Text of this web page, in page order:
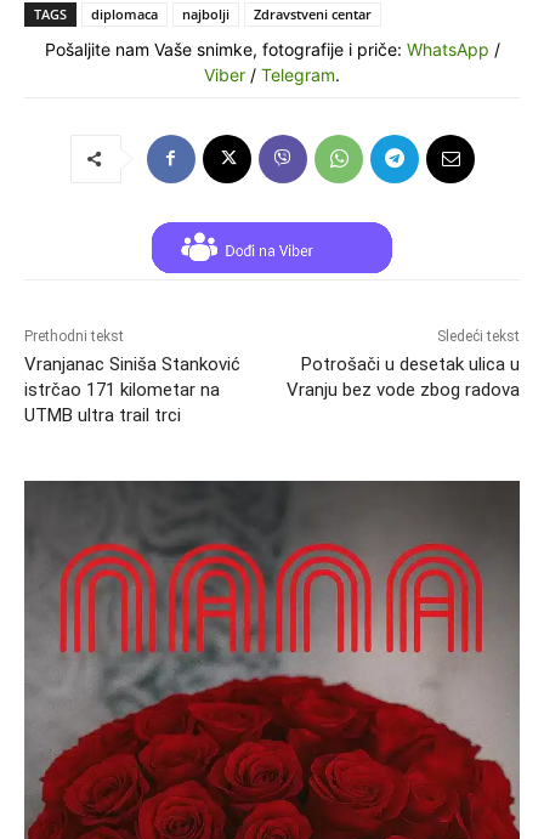
TAGS diplomaca najbolji Zdravstveni centar
Pošaljite nam Vaše snimke, fotografije i priče: WhatsApp /
Viber / Telegram.
Prethodni tekst
Vranjanac Siniša Stanković
istrčao 171 kilometar na
UTMB ultra trail trci
Sledeći tekst
Potrošači u desetak ulica u
Vranju bez vode zbog radova